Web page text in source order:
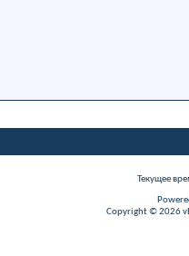
Текущее
Copyright © 2026